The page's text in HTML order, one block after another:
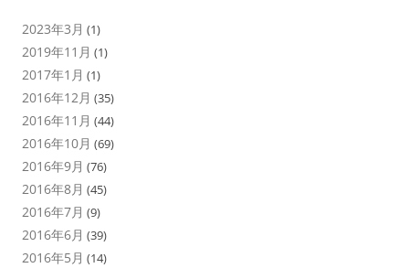
2023年3月 (1)
2019年11月 (1)
2017年1月 (1)
2016年12月 (35)
2016年11月 (44)
2016年10月 (69)
2016年9月 (76)
2016年8月 (45)
2016年7月 (9)
2016年6月 (39)
2016年5月 (14)